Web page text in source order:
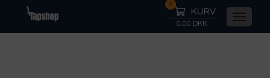
0
KURV
0,00 DKK